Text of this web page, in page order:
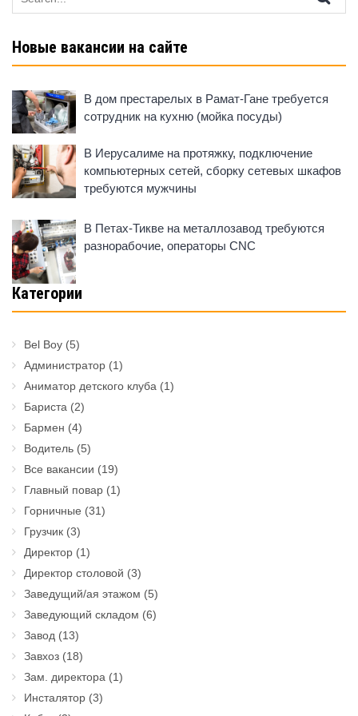
for:
Новые вакансии на сайте
В дом престарелых в Рамат-Гане требуется
сотрудник на кухню (мойка посуды)
В Иерусалиме на протяжку, подключение
компьютерных сетей, сборку сетевых шкафов
требуются мужчины
В Петах-Тикве на металлозавод требуются
разнорабочие, операторы CNC
Категории
Bel Boy (5)
Администратор (1)
Аниматор детского клуба (1)
Бариста (2)
Бармен (4)
Водитель (5)
Все вакансии (19)
Главный повар (1)
Горничные (31)
Грузчик (3)
Директор (1)
Директор столовой (3)
Заведущий/ая этажом (5)
Заведующий складом (6)
Завод (13)
Завхоз (18)
Зам. директора (1)
Инсталятор (3)